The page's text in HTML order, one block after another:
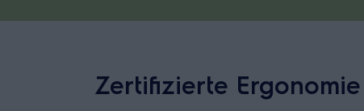
Zertifizierte